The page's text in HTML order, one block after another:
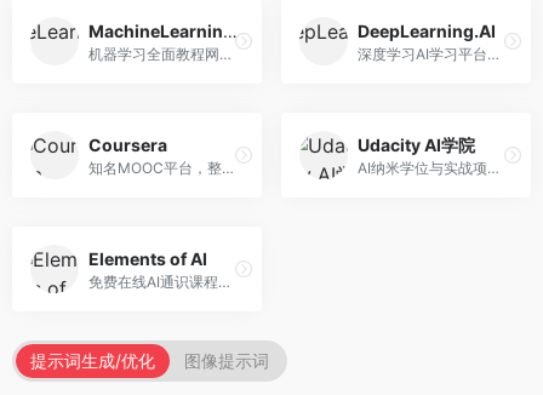
MachineLearningMastery
机器学习全面教程网站，专注于实用技能教学。面向开发者，提供机器学习算法、Python实现、项目实战等教程，实用性强。
DeepLearning.AI
深度学习AI学习平台，由吴恩达创立。面向AI学习者，提供深度学习专项课程、AI新闻、技术社区等资源，课程质量权威。
Coursera
知名MOOC平台，整合全球顶尖大学课程资源。面向学习者，提供AI、机器学习、深度学习等课程，证书认可度高，课程质量专业。
Udacity AI学院
AI纳米学位与实战项目平台，专注于职业导向学习。面向AI从业者，提供机器学习、深度学习、计算机视觉等纳米学位，项目实战性强。
Elements of AI
免费在线AI通识课程，专注于AI基础知识普及。面向普通大众，提供AI概念、原理、应用等入门知识，语言通俗易懂。
提示词生成/优化 图像提示词